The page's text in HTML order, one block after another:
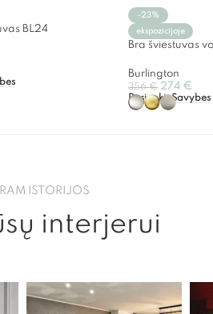
BL24
-23%
ekspozicijoje
Bra šviestuvas
Burlington
356€ 274 €
Pasirinkti Savybes
ISTORIJOS
interjerui